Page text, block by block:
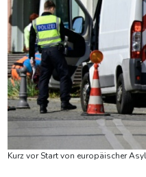
Kurz vor Start von europäischer